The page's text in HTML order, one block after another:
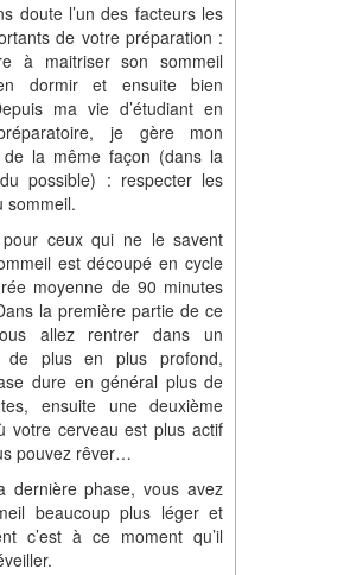
& Courses
& Réseaux
doute l’un des facteurs les
de votre préparation :
à maitriser son sommeil
dormir et ensuite bien
ma vie d’étudiant en
je gère mon
de la même façon (dans la
possible) : respecter les
sommeil.
ceux qui ne le savent
est découpé en cycle
moyenne de 90 minutes
la première partie de ce
allez rentrer dans un
de plus en plus profond,
dure en général plus de
ensuite une deuxième
votre cerveau est plus actif
pouvez rêver…
dernière phase, vous avez
beaucoup plus léger et
c’est à ce moment qu’il